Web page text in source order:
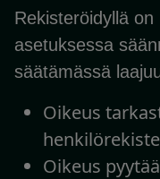
Rekisteröidyllä
asetuksessa
säätämässä
Oikeus
Oikeus